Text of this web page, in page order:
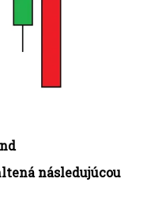
následujúcou